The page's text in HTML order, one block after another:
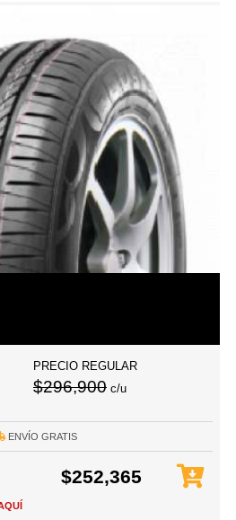
PRECIO REGULAR
$296,900 c/u
ENVÍO GRATIS
$252,365